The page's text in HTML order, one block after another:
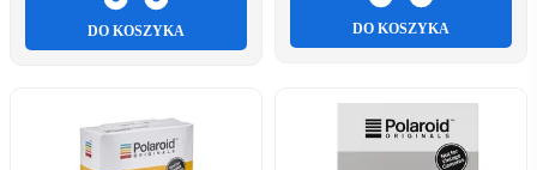
DO KOSZYKA DO KOSZYKA